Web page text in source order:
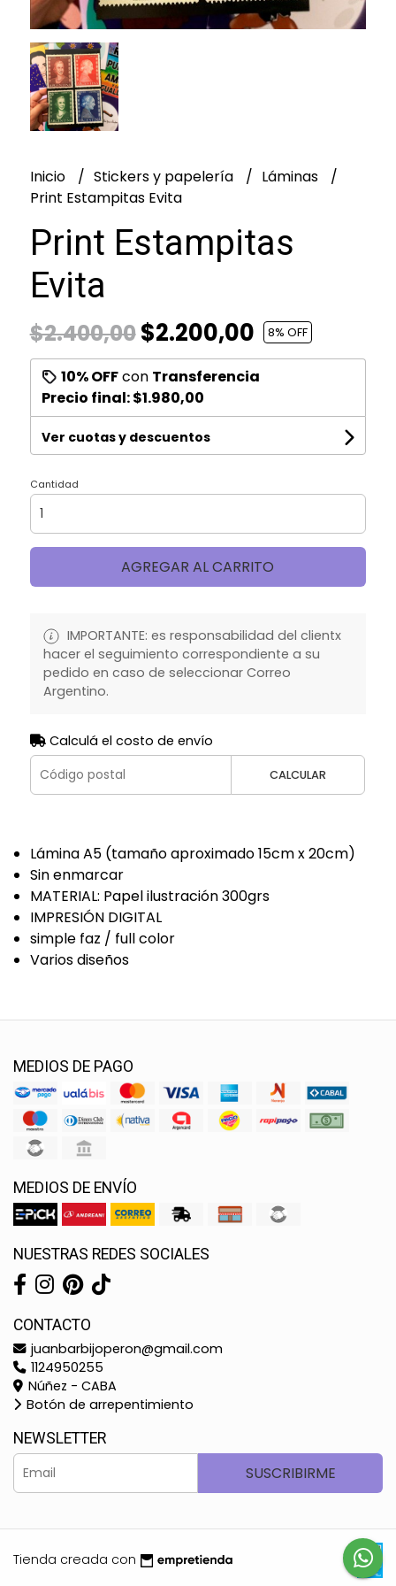
Inicio Stickers y papelería
Láminas
Print Estampitas Evita
Print Estampitas
Evita
$2.400,00$2.200,00 8% OFF
10% OFFcon Transferencia
Precio final:$1.980,00
Ver cuotas y descuentos
Cantidad
AGREGAR AL CARRITO
IMPORTANTE: es responsabilidad del clientx
hacer el seguimiento correspondiente a su
pedido en caso de seleccionar Correo
Argentino.
Calculá el costo de envío
CALCULAR
Lámina A5 (tamaño aproximado 15cm x 20cm)
Sin enmarcar
MATERIAL: Papel ilustración 300grs
IMPRESIÓN DIGITAL
simple faz / full color
Varios diseños
MEDIOS DE PAGO
MEDIOS DE ENVÍO
NUESTRAS REDES SOCIALES
CONTACTO
juanbarbijoperon@gmail.com
1124950255
Núñez - CABA
Botón de arrepentimiento
NEWSLETTER
SUSCRIBIRME
Tienda creada con